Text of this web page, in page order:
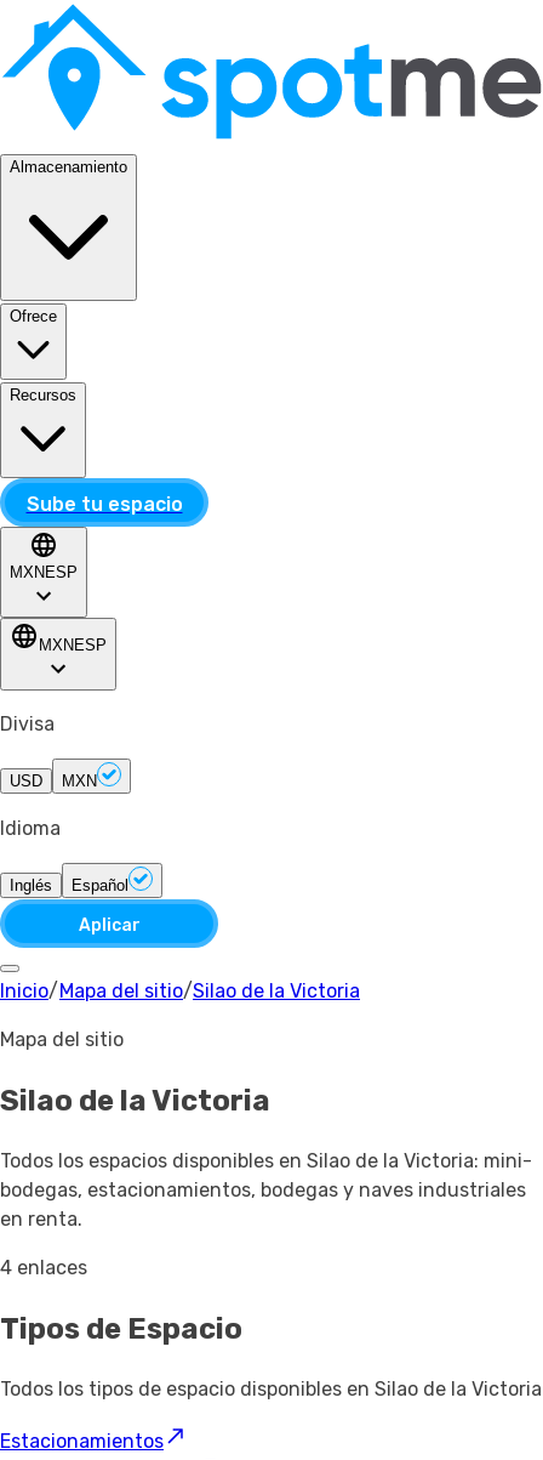
Almacenamiento
Ofrece
Recursos
Sube tu espacio
MXN ESP
MXN ESP
Divisa
USD MXN
Idioma
Inglés Español
Aplicar
Inicio/ Mapa del sitio/Silao de la Victoria
Mapa del sitio
Silao de la Victoria
Todos los espacios disponibles en Silao de la Victoria: mini-
bodegas, estacionamientos, bodegas y naves industriales
en renta.
4 enlaces
Tipos de Espacio
Todos los tipos de espacio disponibles en Silao de la Victoria
Estacionamientos